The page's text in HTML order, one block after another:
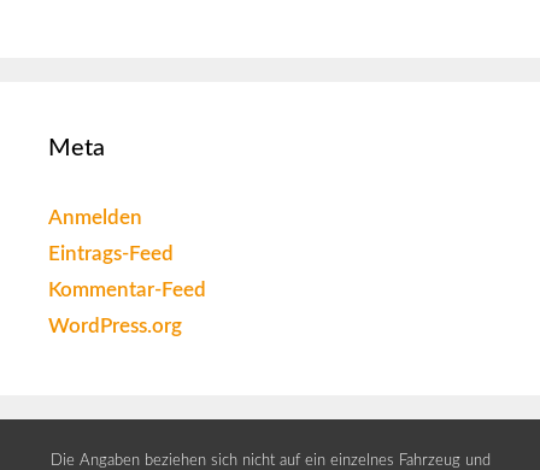
Meta
Anmelden
Eintrags-Feed
Kommentar-Feed
WordPress.org
Die Angaben beziehen sich nicht auf ein einzelnes Fahrzeug und